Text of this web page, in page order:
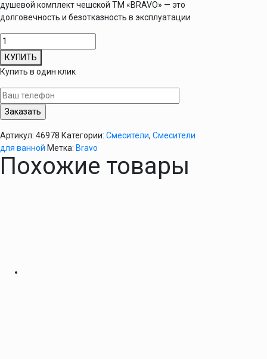
душевой комплект чешской ТМ «BRAVO» — это
долговечность и безотказность в эксплуатации
Количество
товара
Cмеситель
для
ванны
BRAVO
COMFORT
BF-
102,
душевой
комплект
КУПИТЬ
Купить в один клик
Артикул: 46978 Категории: Смесители, Смесители
для ванной Метка: Bravo
Похожие товары